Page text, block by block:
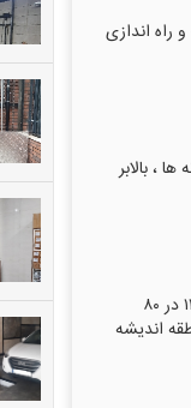
۰۹۱۲۲۶۱۳۴۱۷ ۰۹۱۹۷۹۴۱۷۴۰ نصب ، ساخت و راه اندازی
، بالابر
بالابر صنعتی همراه با حفاظ در اندیشه تهران ساخت و نصب بالابر صنعتی هیدرولیکی در توان ۳۰۰ کیلوگرم، ارتفاع ۴ متر و ابعاد ۱۱۰ در ۸۰
در منطقه اندیشه